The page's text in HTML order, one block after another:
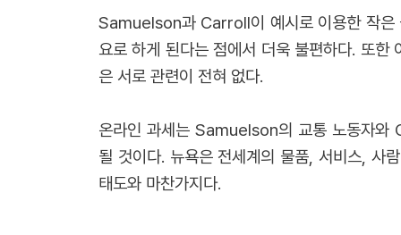
Samuelson과 Carroll이 예시로 이용한 작은
요로 하게 된다는 점에서 더욱 불편하다. 또
은 서로 관련이 전혀 없다.
온라인 과세는 Samuelson의 교통 노동자와
될 것이다. 뉴욕은 전세계의 물품, 서비스, 사
태도와 마찬가지다.